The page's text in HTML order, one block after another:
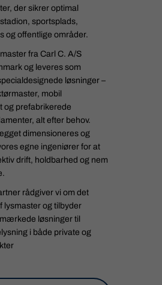
der sikrer optimal
sportsplads,
og offentlige områder.
fra Carl C. A/S
og leveres som
løsninger –
mobil
og prefabrikerede
alt efter behov.
dimensioneres og
egne ingeniører for at
drift, holdbarhed og nem
rådgiver vi om det
lysmaster og tilbyder
løsninger til
i både private og